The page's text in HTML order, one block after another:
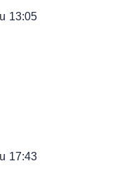
13:05
17:43